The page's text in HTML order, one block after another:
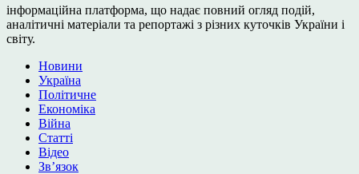
інформаційна платформа, що надає повний огляд подій,
аналітичні матеріали та репортажі з різних куточків України і
світу.
Новини
Україна
Політичне
Економіка
Війна
Статті
Відео
Зв’язок